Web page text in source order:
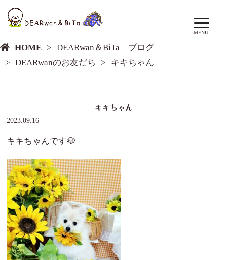
MENU
HOME
DEARwan＆BiTa ブログ
DEARwanのお友だち
キキちゃん
キキちゃん
2023.09.16
キキちゃんです🐶